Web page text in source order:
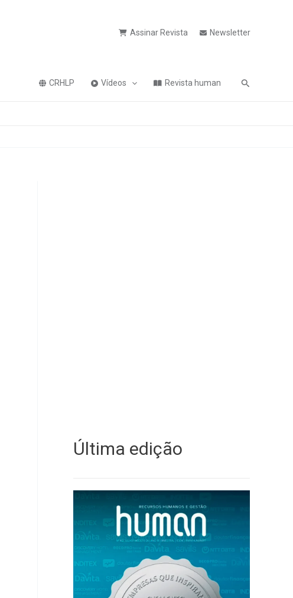
Assinar Revista Newsletter
CRHLP Vídeos Revista human Pesquisa
Última edição